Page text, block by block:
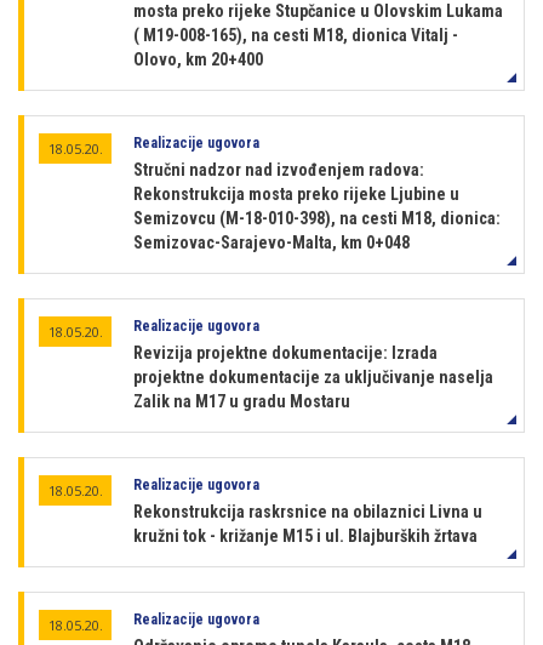
mosta preko rijeke Stupčanice u Olovskim Lukama
( M19-008-165), na cesti M18, dionica Vitalj -
Olovo, km 20+400
18.05.20. Realizacije ugovora
Stručni nadzor nad izvođenjem radova:
Rekonstrukcija mosta preko rijeke Ljubine u
Semizovcu (M-18-010-398), na cesti M18, dionica:
Semizovac-Sarajevo-Malta, km 0+048
18.05.20. Realizacije ugovora
Revizija projektne dokumentacije: Izrada
projektne dokumentacije za uključivanje naselja
Zalik na M17 u gradu Mostaru
18.05.20. Realizacije ugovora
Rekonstrukcija raskrsnice na obilaznici Livna u
kružni tok - križanje M15 i ul. Blajburških žrtava
18.05.20. Realizacije ugovora